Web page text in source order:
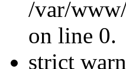
/var/
on line 0.
strict